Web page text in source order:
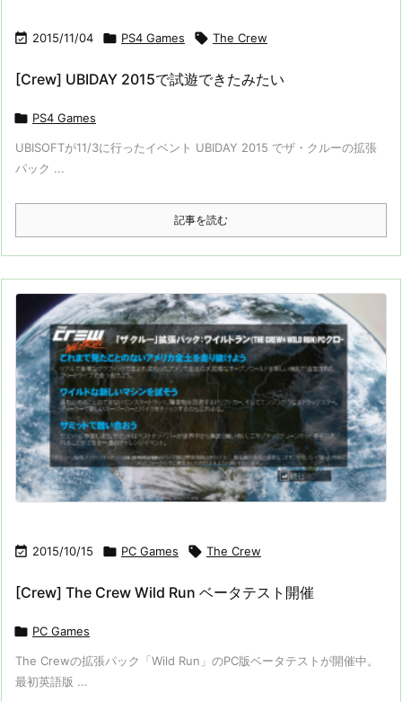
 2015/11/04  PS4 Games  The Crew
[Crew] UBIDAY 2015で試遊できたみたい
 PS4 Games
UBISOFTが11/3に行ったイベント UBIDAY 2015 でザ・クルーの拡張
パック ...
記事を読む
 2015/10/15  PC Games  The Crew
[Crew] The Crew Wild Run ベータテスト開催
 PC Games
The Crewの拡張パック「Wild Run」のPC版ベータテストが開催中。
最初英語版 ...